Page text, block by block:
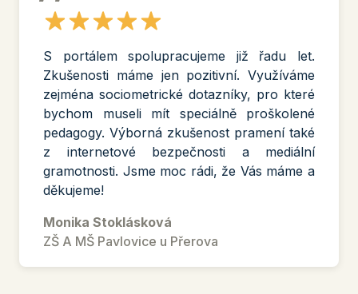
S portálem spolupracujeme již řadu let.
Zkušenosti máme jen pozitivní. Využíváme
zejména sociometrické dotazníky, pro které
bychom museli mít speciálně proškolené
pedagogy. Výborná zkušenost pramení také
z internetové bezpečnosti a mediální
gramotnosti. Jsme moc rádi, že Vás máme a
děkujeme!
Monika Stoklásková
ZŠ A MŠ Pavlovice u Přerova